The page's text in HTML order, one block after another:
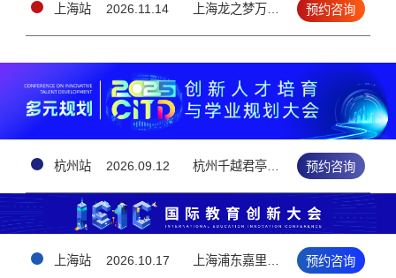
上海站 2026.11.14 预约咨询
杭州站 2026.09.12 杭州千越君亭酒店 · 5楼钱江厅（上城区雷霆路126号） 预约咨询
上海站 2026.10.17 预约咨询